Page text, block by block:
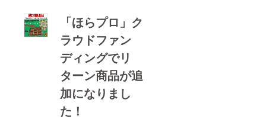
「ほらプロ」ク
ラウドファン
ディングでリ
ターン商品が追
加になりまし
た！